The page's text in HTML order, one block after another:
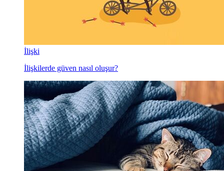
İlişki
İlişkilerde güven nasıl oluşur?